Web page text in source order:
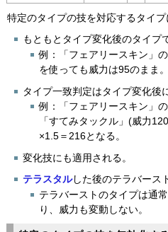
特定のタイプの技を対応するタイ
もともとタイプ変化後のタイプ
例：「フェアリースキン」
を使っても威力は95のまま。
タイプ一致判定はタイプ変化後
例：「フェアリースキン」
「すてみタックル」(威力
×1.5＝216となる。
変化技にも適用される。
テラスタルした後のテラバース
テラバーストのタイプは通
り、威力も変動しない。